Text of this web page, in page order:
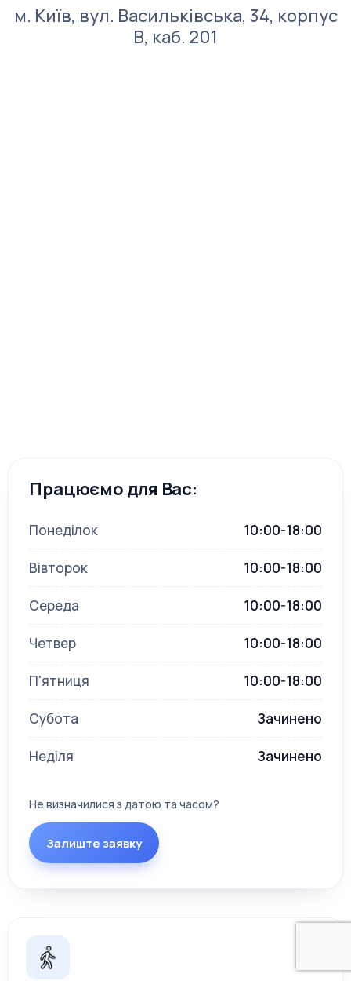
м. Київ, вул. Васильківська, 34, корпус
В, каб. 201
Працюємо для Вас:
Понеділок 10:00-18:00
Вівторок 10:00-18:00
Середа 10:00-18:00
Четвер 10:00-18:00
П'ятниця 10:00-18:00
Субота Зачинено
Неділя Зачинено
Не визначилися з датою та часом?
Залиште заявку